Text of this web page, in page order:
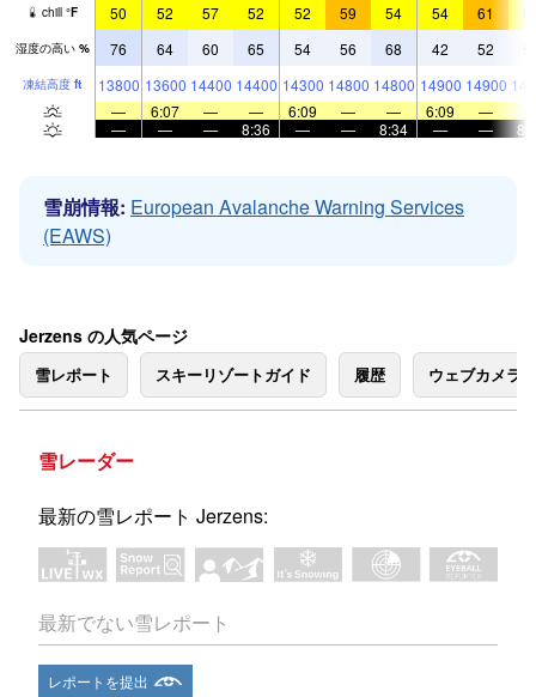
chill °F 50 52 57 52 52 59 54 54 61
湿度の高い % 76 64 60 65 54 56 68 42 52
凍結高度 ft 13800 13600 14400 14400 14300 14800 14800 14900 14900
—
6:07 — — 6:09 — — 6:09 —
—
— — 8:36 — — 8:34 — —
雪崩情報: European Avalanche Warning Services
(EAWS)
Jerzens の人気ページ
雪レポート スキーリゾートガイド 履歴 ウェブカメラ
雪レーダー
最新の雪レポート Jerzens:
最新でない雪レポート
レポートを提出